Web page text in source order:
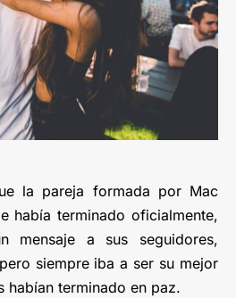
la pareja formada por Mac
había terminado oficialmente,
mensaje a sus seguidores,
siempre iba a ser su mejor
habían terminado en paz.